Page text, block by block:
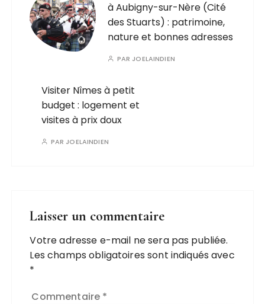
à Aubigny-sur-Nère (Cité
des Stuarts) : patrimoine,
nature et bonnes adresses
PAR JOELAINDIEN
Visiter Nîmes à petit
budget : logement et
visites à prix doux
PAR JOELAINDIEN
Laisser un commentaire
Votre adresse e-mail ne sera pas publiée.
Les champs obligatoires sont indiqués avec
*
Commentaire *